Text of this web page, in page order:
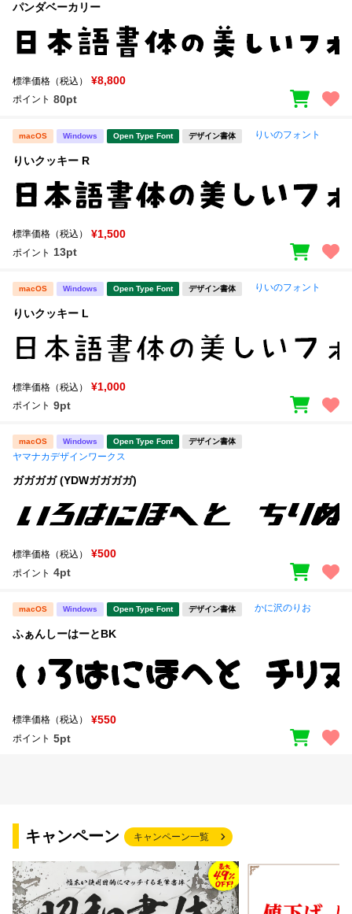
パンダベーカリー
標準価格（税込） ¥8,800
ポイント 80pt
macOS Windows Open Type Font デザイン書体 りいのフォント
りいクッキー R
標準価格（税込） ¥1,500
ポイント 13pt
macOS Windows Open Type Font デザイン書体 りいのフォント
りいクッキー L
標準価格（税込） ¥1,000
ポイント 9pt
macOS Windows Open Type Font デザイン書体
ヤマナカデザインワークス
ガガガガ (YDWガガガガ)
標準価格（税込） ¥500
ポイント 4pt
macOS Windows Open Type Font デザイン書体 かに沢のりお
ふぁんしーはーとBK
標準価格（税込） ¥550
ポイント 5pt
キャンペーン キャンペーン一覧